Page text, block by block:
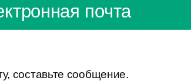
почта
составьте сообщение.